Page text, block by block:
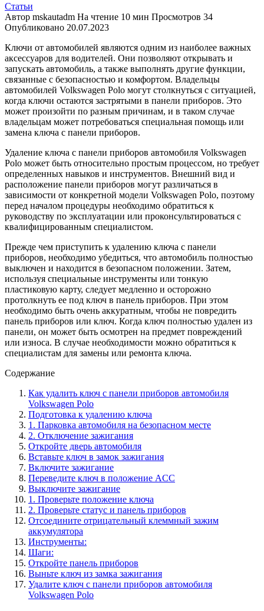
Статьи
Автор mskautadm На чтение 10 мин Просмотров 34
Опубликовано 20.07.2023
Ключи от автомобилей являются одним из наиболее важных
аксессуаров для водителей. Они позволяют открывать и
запускать автомобиль, а также выполнять другие функции,
связанные с безопасностью и комфортом. Владельцы
автомобилей Volkswagen Polo могут столкнуться с ситуацией,
когда ключи остаются застрятыми в панели приборов. Это
может произойти по разным причинам, и в таком случае
владельцам может потребоваться специальная помощь или
замена ключа с панели приборов.
Удаление ключа с панели приборов автомобиля Volkswagen
Polo может быть относительно простым процессом, но требует
определенных навыков и инструментов. Внешний вид и
расположение панели приборов могут различаться в
зависимости от конкретной модели Volkswagen Polo, поэтому
перед началом процедуры необходимо обратиться к
руководству по эксплуатации или проконсультироваться с
квалифицированным специалистом.
Прежде чем приступить к удалению ключа с панели
приборов, необходимо убедиться, что автомобиль полностью
выключен и находится в безопасном положении. Затем,
используя специальные инструменты или тонкую
пластиковую карту, следует медленно и осторожно
протолкнуть ее под ключ в панель приборов. При этом
необходимо быть очень аккуратным, чтобы не повредить
панель приборов или ключ. Когда ключ полностью удален из
панели, он может быть осмотрен на предмет повреждений
или износа. В случае необходимости можно обратиться к
специалистам для замены или ремонта ключа.
Содержание
Как удалить ключ с панели приборов автомобиля
Volkswagen Polo
Подготовка к удалению ключа
1. Парковка автомобиля на безопасном месте
2. Отключение зажигания
Откройте дверь автомобиля
Вставьте ключ в замок зажигания
Включите зажигание
Переведите ключ в положение ACC
Выключите зажигание
1. Проверьте положение ключа
2. Проверьте статус и панель приборов
Отсоедините отрицательный клеммный зажим
аккумулятора
Инструменты:
Шаги:
Откройте панель приборов
Выньте ключ из замка зажигания
Удалите ключ с панели приборов автомобиля
Volkswagen Polo